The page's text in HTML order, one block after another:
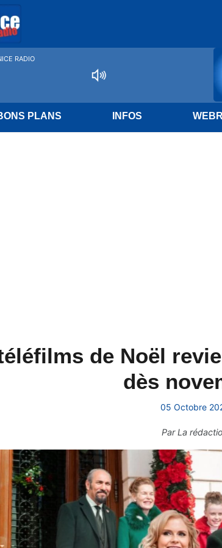
PLANS INFOS
de Noël
dès
05 Octobre
ParLa
RADIO